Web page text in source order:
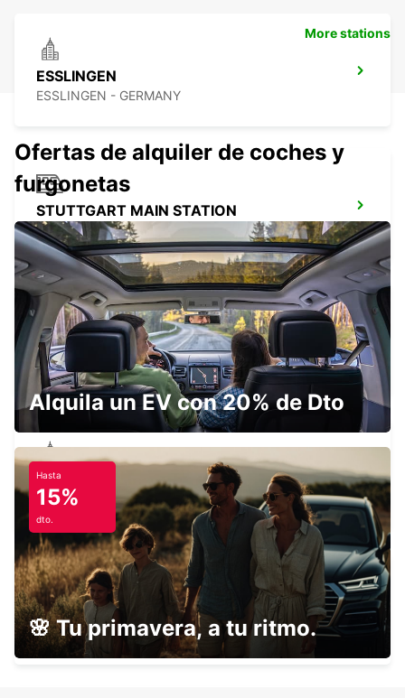
ESSLINGEN
ESSLINGEN - GERMANY
STUTTGART MAIN STATION
STUTTGART - GERMANY
STUTTGART CITY
STUTTGART - GERMANY
HEILBRONN
HEILBRONN - GERMANY
SCHWAEBISCH HALL
SCHWAEBISCH HALL - GERMANY
More stations
Ofertas de alquiler de coches y
furgonetas
Alquila un EV con 20% de Dto
Hasta
15%
dto.
🌸 Tu primavera, a tu ritmo.